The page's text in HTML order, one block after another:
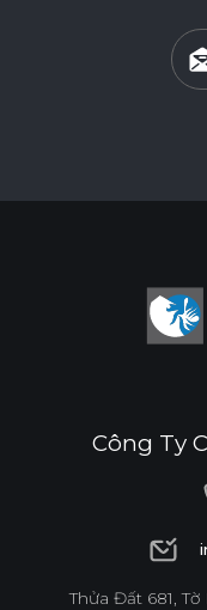
Công Ty
Thửa Đất 681,